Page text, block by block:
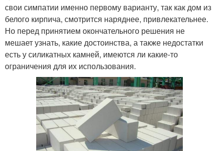
свои симпатии именно первому варианту, так как дом из
белого кирпича, смотрится наряднее, привлекательнее.
Но перед принятием окончательного решения не
мешает узнать, какие достоинства, а также недостатки
есть у силикатных камней, имеются ли какие-то
ограничения для их использования.